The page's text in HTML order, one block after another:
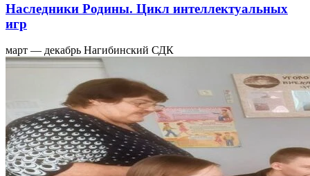
Наследники Родины. Цикл интеллектуальных
игр
март — декабрь Нагибинский СДК